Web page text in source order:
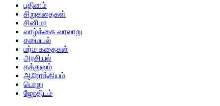
புதினம்
சிறுகதைகள்
சினிமா
வாழ்க்கை வரலாறு
சமையல்
மர்ம கதைகள்
அரசியல்
தத்துவம்
ஆரோக்கியம்
பொது
ஜோதிடம்